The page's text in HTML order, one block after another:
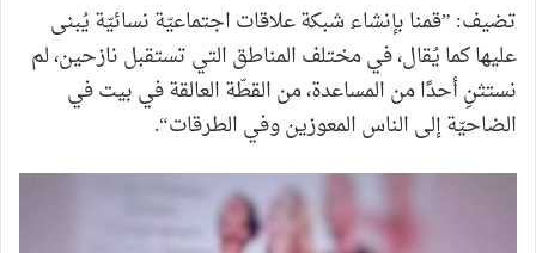
تضيف: ”قمنا بإنشاء شبكة علاقات اجتماعيّة نسائيّة يُبنى
عليها كما يُقال، في مختلف المناطق التي تستقبل نازحين، لم
نستثنِ أحدًا من المساعدة، من القطّة العالقة في بيت في
الضاحيّة إلى الناس المعوزين وفي الطرقات“.